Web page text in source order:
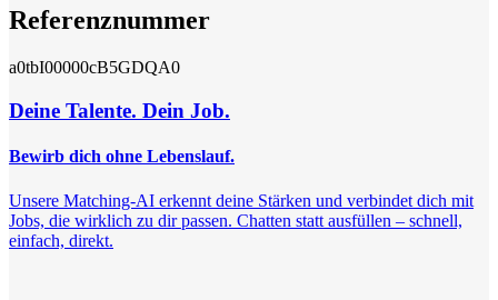
Referenznummer
a0tbI00000cB5GDQA0
Deine Talente. Dein Job.
Bewirb dich ohne Lebenslauf.
Unsere Matching-AI erkennt deine Stärken und verbindet dich mit
Jobs, die wirklich zu dir passen. Chatten statt ausfüllen – schnell,
einfach, direkt.